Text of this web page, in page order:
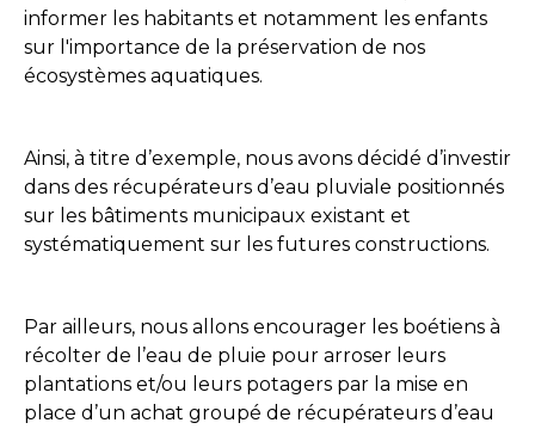
informer les habitants et notamment les enfants
sur l'importance de la préservation de nos
écosystèmes aquatiques.
Ainsi, à titre d’exemple, nous avons décidé d’investir
dans des récupérateurs d’eau pluviale positionnés
sur les bâtiments municipaux existant et
systématiquement sur les futures constructions.
Par ailleurs, nous allons encourager les boétiens à
récolter de l’eau de pluie pour arroser leurs
plantations et/ou leurs potagers par la mise en
place d’un achat groupé de récupérateurs d’eau